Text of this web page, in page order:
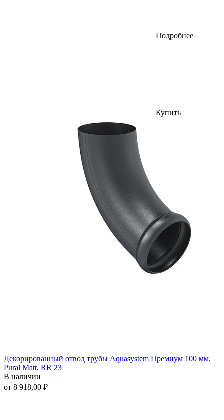
Подробнее
Купить
Декорированный отвод трубы Aquasystem Премиум 100 мм,
Pural Matt, RR 23
В наличии
от 8 918,00 ₽